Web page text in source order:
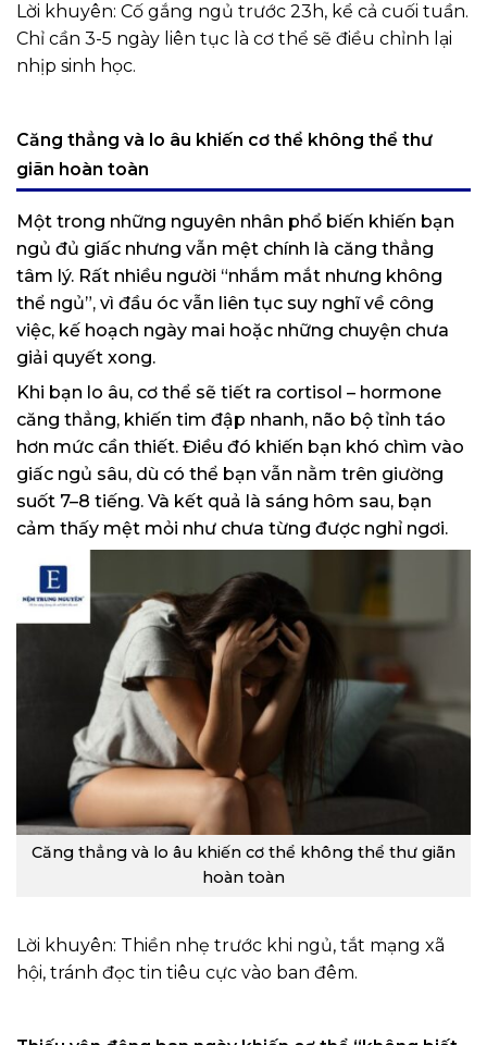
Lời khuyên: Cố gắng ngủ trước 23h, kể cả cuối tuần.
Chỉ cần 3-5 ngày liên tục là cơ thể sẽ điều chỉnh lại
nhịp sinh học.
Căng thẳng và lo âu khiến cơ thể không thể thư
giãn hoàn toàn
Một trong những nguyên nhân phổ biến khiến bạn
ngủ đủ giấc nhưng vẫn mệt chính là căng thẳng
tâm lý. Rất nhiều người “nhắm mắt nhưng không
thể ngủ”, vì đầu óc vẫn liên tục suy nghĩ về công
việc, kế hoạch ngày mai hoặc những chuyện chưa
giải quyết xong.
Khi bạn lo âu, cơ thể sẽ tiết ra cortisol – hormone
căng thẳng, khiến tim đập nhanh, não bộ tỉnh táo
hơn mức cần thiết. Điều đó khiến bạn khó chìm vào
giấc ngủ sâu, dù có thể bạn vẫn nằm trên giường
suốt 7–8 tiếng. Và kết quả là sáng hôm sau, bạn
cảm thấy mệt mỏi như chưa từng được nghỉ ngơi.
Căng thẳng và lo âu khiến cơ thể không thể thư giãn
hoàn toàn
Lời khuyên: Thiền nhẹ trước khi ngủ, tắt mạng xã
hội, tránh đọc tin tiêu cực vào ban đêm.